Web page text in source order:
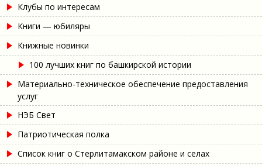
Клубы по интересам
Книги — юбиляры
Книжные новинки
100 лучших книг по башкирской истории
Материально-техническое обеспечение предоставления
услуг
НЭБ Свет
Патриотическая полка
Список книг о Стерлитамакском районе и селах